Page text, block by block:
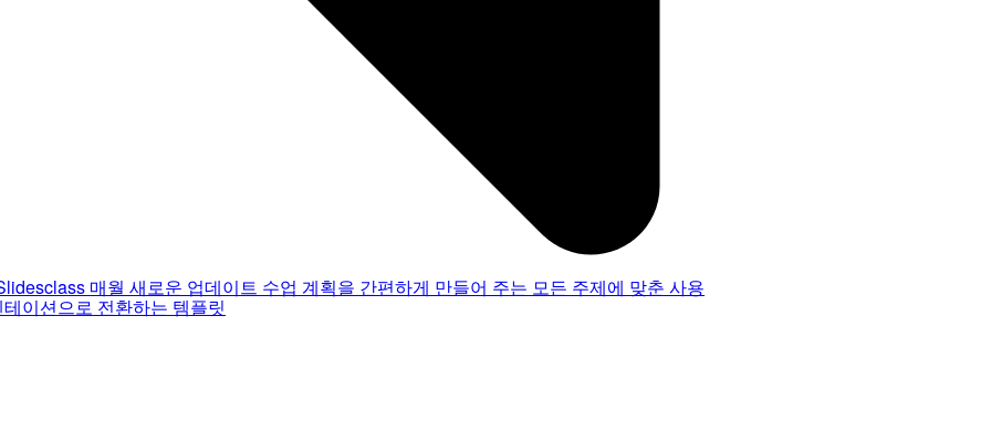
매월 새로운 업데이트 수업 계획을 간편하게 만들어 주는 모든 주제에 맞춘 사용
이션으로 전환하는 템플릿